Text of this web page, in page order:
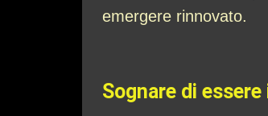
emergere rinnovato.
Sognare di